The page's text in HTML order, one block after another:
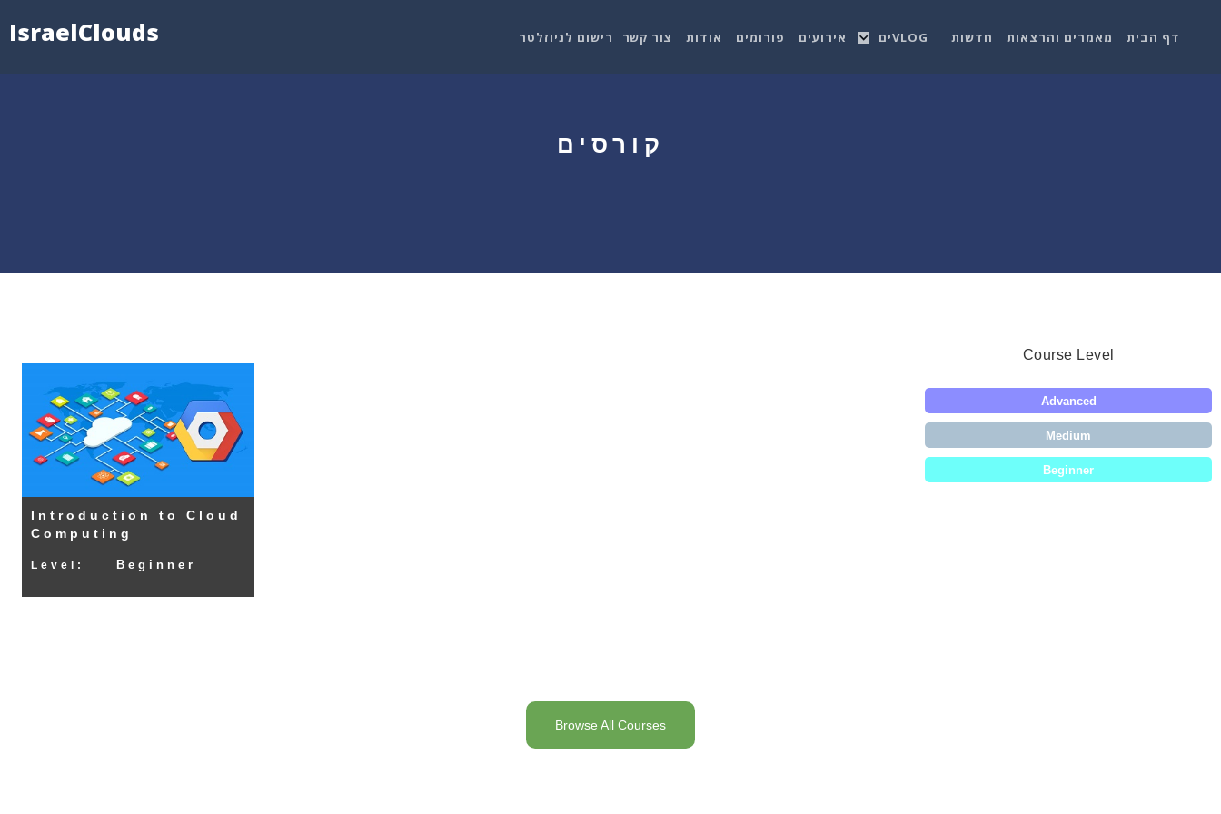
IsraelClouds דף הבית מאמרים והרצאות חדשות VLOGים אירועים פורומים אודות צור קשר רישום לניוזלטר
קורסים
Introduction to Cloud
Computing
Level: Beginner
Course Level
Advanced
Medium
Beginner
Browse All Courses